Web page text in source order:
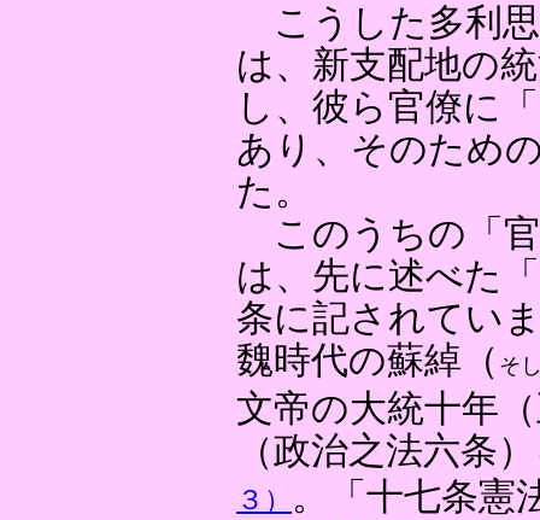
こうした多利
は、新支配地の
し、彼ら官僚に
あり、そのため
た。
このうちの「
は、先に述べた
条に記されてい
魏時代の蘇綽（ そ
文帝の大統十年
（政治之法六条
３）
。「十七条憲